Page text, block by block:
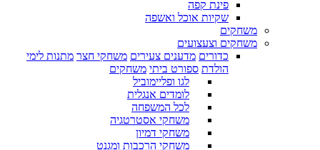
פינת קפה
שקיות אוכל ואשפה
משחקים
משחקים וצעצועים
כדורים מדענים צעירים משחקי חצר מתנות לימי
הולדת ספורט ביתי משחקים
לגו ופליימוביל
לומדים אנגלית
לכל המשפחה
משחקי אסטרטגיה
משחקי דמיון
משחקי הרכבות ומגנט